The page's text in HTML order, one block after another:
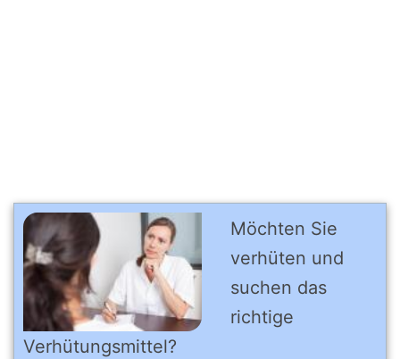
Möchten Sie
verhüten und
suchen das
richtige
Verhütungsmittel?